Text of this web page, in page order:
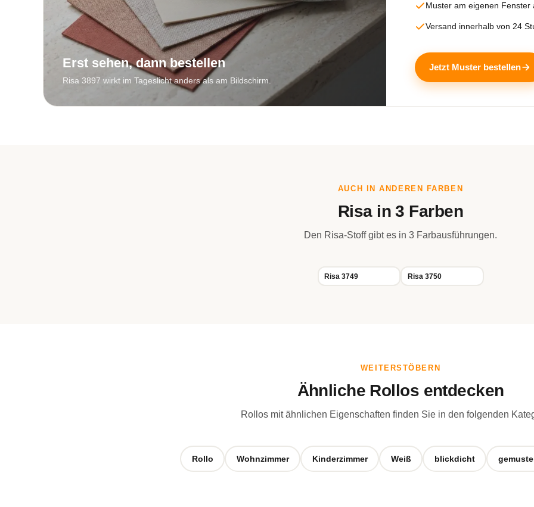
Erst sehen, dann bestellen
Risa 3897 wirkt im Tageslicht anders als am Bildschirm.
Muster am eigenen Fenster
Versand innerhalb von 24
Jetzt Muster bestellen
AUCH IN ANDEREN FARBEN
Risa in 3 Farben
Den Risa-Stoff gibt es in 3 Farbausführungen.
Risa 3749 Risa 3750
WEITERSTÖBERN
Ähnliche Rollos entdecken
Rollos mit ähnlichen Eigenschaften finden Sie in den folgenden
Rollo Wohnzimmer Kinderzimmer Weiß blickdicht